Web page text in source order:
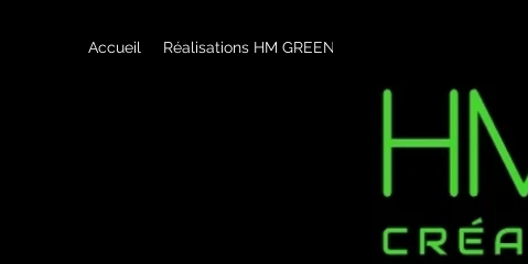
Accueil Réalisations HM GREEN